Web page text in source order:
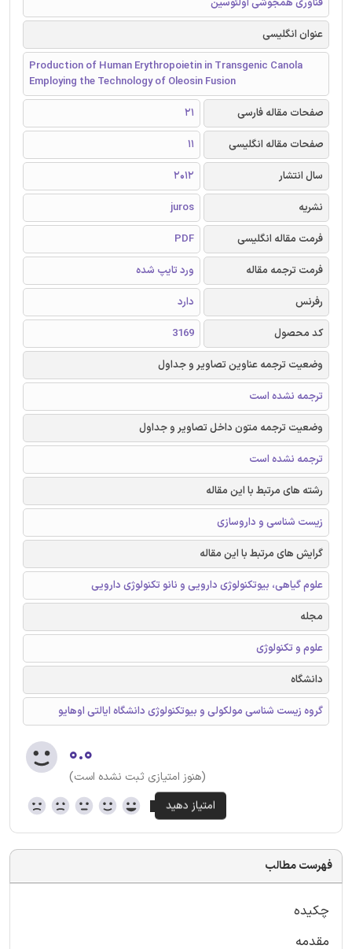
فناوری همجوشی اولئوسین
عنوان انگلیسی
Production of Human Erythropoietin in Transgenic Canola
Employing the Technology of Oleosin Fusion
صفحات مقاله فارسی
21
صفحات مقاله انگلیسی
11
سال انتشار
2012
نشریه
juros
فرمت مقاله انگلیسی
PDF
فرمت ترجمه مقاله
ورد تایپ شده
رفرنس
دارد
کد محصول
3169
وضعیت ترجمه عناوین تصاویر و جداول
ترجمه نشده است
وضعیت ترجمه متون داخل تصاویر و جداول
ترجمه نشده است
رشته های مرتبط با این مقاله
زیست شناسی و داروسازی
گرایش های مرتبط با این مقاله
علوم گیاهی، بیوتکنولوژی دارویی و نانو تکنولوژی دارویی
مجله
علوم و تکنولوژی
دانشگاه
گروه زیست شناسی مولکولی و بیوتکنولوژی دانشگاه ایالتی اوهایو
۰.۰
(هنوز امتیازی ثبت نشده است)
فهرست مطالب
چکیده
مقدمه